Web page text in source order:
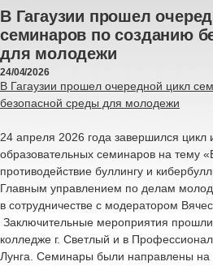
В Гагаузии прошел
семинаров по созданию
для молодежи
24/04/2026
В Гагаузии прошел очередной цикл
безопасной среды для молодежи
24 апреля 2026 года завершился
образовательных семинаров на тему
противодействие буллингу и
Главным управлением по делам
в сотрудничестве с модератором
Заключительные мероприятия прошли
колледже г. Светлый и в
Лунга. Семинары были направлены